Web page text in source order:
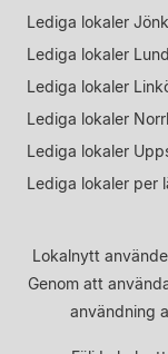
Lediga lokaler
Lediga lokaler Lund
Lediga lokaler
Lediga lokaler
Lediga lokaler
Lediga lokaler per
Lokalnytt
Genom att
användning